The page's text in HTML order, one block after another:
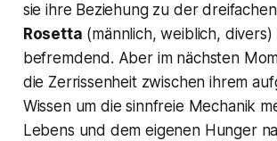
sie ihre Beziehung zu der
Rosetta (männlich, weiblich,
befremdend. Aber im nächsten
die Zerrissenheit zwischen ihrem
Wissen um die sinnfreie Mechanik
Lebens und dem eigenen Hunger